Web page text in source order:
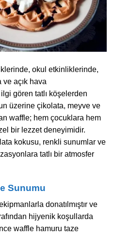
okul etkinliklerinde,
açık hava
gören tatlı köşelerden
üzerine çikolata, meyve ve
waffle; hem çocuklara hem
bir lezzet deneyimidir.
kokusu, renkli sunumlar ve
tatlı bir atmosfer
Sunumu
donatılmıştır ve
hijyenik koşullarda
waffle hamuru taze